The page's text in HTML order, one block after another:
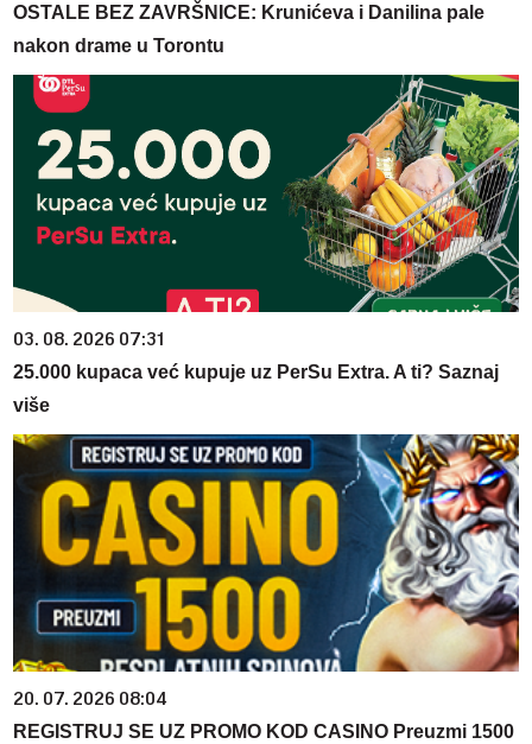
OSTALE BEZ ZAVRŠNICE: Krunićeva i Danilina pale
nakon drame u Torontu
03. 08. 2026 07:31
25.000 kupaca već kupuje uz PerSu Extra. A ti? Saznaj
više
20. 07. 2026 08:04
REGISTRUJ SE UZ PROMO KOD CASINO Preuzmi 1500